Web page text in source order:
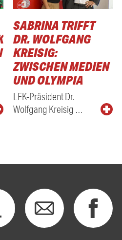
SABRINA TRIFFT
DR. WOLFGANG
KREISIG:
ZWISCHEN MEDIEN
UND OLYMPIA
LFK-Präsident Dr.
Wolfgang Kreisig …